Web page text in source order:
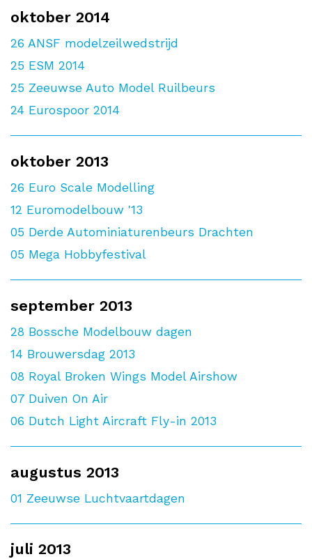
oktober 2014
26 ANSF modelzeilwedstrijd
25 ESM 2014
25 Zeeuwse Auto Model Ruilbeurs
24 Eurospoor 2014
oktober 2013
26 Euro Scale Modelling
12 Euromodelbouw '13
05 Derde Autominiaturenbeurs Drachten
05 Mega Hobbyfestival
september 2013
28 Bossche Modelbouw dagen
14 Brouwersdag 2013
08 Royal Broken Wings Model Airshow
07 Duiven On Air
06 Dutch Light Aircraft Fly-in 2013
augustus 2013
01 Zeeuwse Luchtvaartdagen
juli 2013